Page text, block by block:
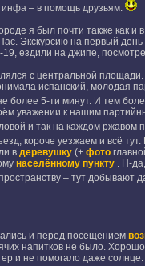
– в помощь друзьям.
я был почти также как
Экскурсию на первый день
19, ездили на джипе,
с центральной
испанский, молодая
более 5-ти минут. И тем
уважении к нашим
и так на каждом ржавом
короче уезжаем и всё
в деревушку(+ фото
населённому пункту. Н-да,
– тут добывают
и перед посещением
напитков не было.
и не помогало даже